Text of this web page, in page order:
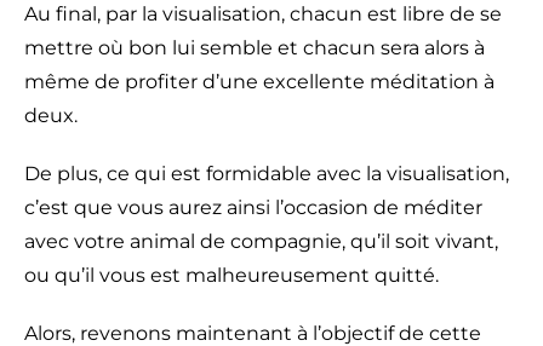
Au final, par la visualisation, chacun est libre de se
mettre où bon lui semble et chacun sera alors à
même de profiter d’une excellente méditation à
deux.
De plus, ce qui est formidable avec la visualisation,
c’est que vous aurez ainsi l’occasion de méditer
avec votre animal de compagnie, qu’il soit vivant,
ou qu’il vous est malheureusement quitté.
Alors, revenons maintenant à l’objectif de cette